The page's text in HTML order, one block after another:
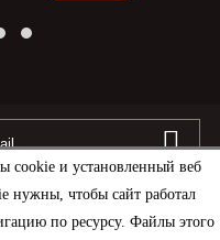
cookie и установленный веб
нужны, чтобы сайт работал
по ресурсу. Файлы этого